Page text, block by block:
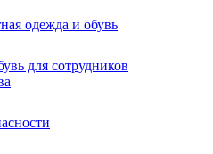
одежда и обувь
для сотрудников